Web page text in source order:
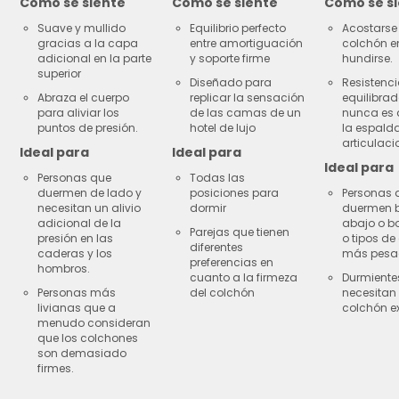
Suave y mullido
gracias a la capa
adicional en la parte
superior
Abraza el cuerpo
para aliviar los
puntos de presión.
Ideal para
Personas que
duermen de lado y
necesitan un alivio
adicional de la
presión en las
caderas y los
hombros.
Personas más
livianas que a
menudo consideran
que los colchones
son demasiado
firmes.
Equilibrio perfecto
entre amortiguación
y soporte firme
Diseñado para
replicar la sensación
de las camas de un
hotel de lujo
Ideal para
Todas las
posiciones para
dormir
Parejas que tienen
diferentes
preferencias en
cuanto a la firmeza
del colchón
colchón
hundirse.
nunca es
la
Ideal para
Personas
duermen
abajo o
o tipos
más
necesitan
colchón